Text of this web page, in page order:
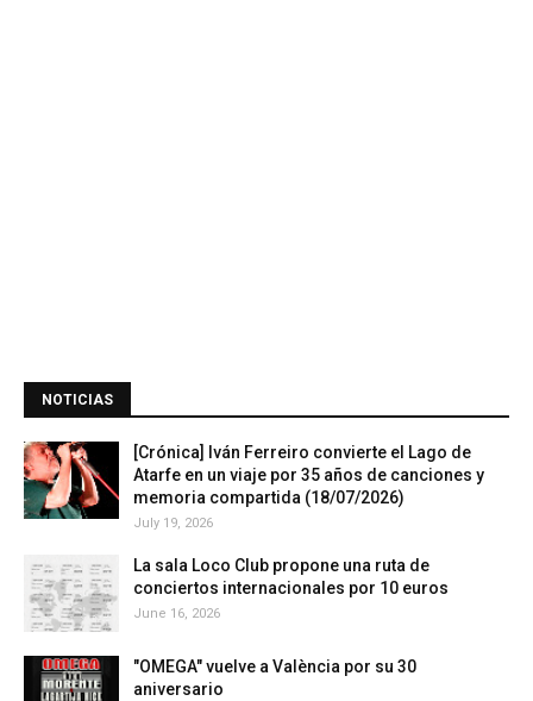
NOTICIAS
[Crónica] Iván Ferreiro convierte el Lago de
Atarfe en un viaje por 35 años de canciones y
memoria compartida (18/07/2026)
July 19, 2026
La sala Loco Club propone una ruta de
conciertos internacionales por 10 euros
June 16, 2026
"OMEGA" vuelve a València por su 30
aniversario